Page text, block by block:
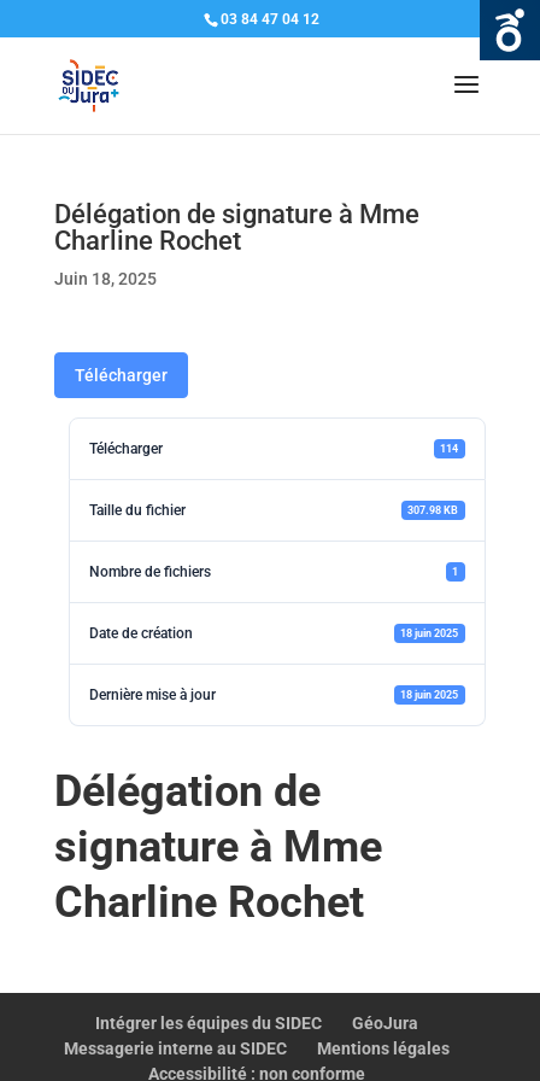
03 84 47 04 12
Délégation de signature à Mme
Charline Rochet
Juin 18, 2025
Télécharger
Télécharger 114
Taille du fichier 307.98 KB
Nombre de fichiers 1
Date de création 18 juin 2025
Dernière mise à jour 18 juin 2025
Délégation de
signature à Mme
Charline Rochet
Intégrer les équipes du SIDEC
GéoJura
Messagerie interne au SIDEC
Mentions légales
Accessibilité : non conforme